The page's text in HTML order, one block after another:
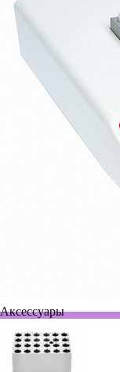
Аксессуары